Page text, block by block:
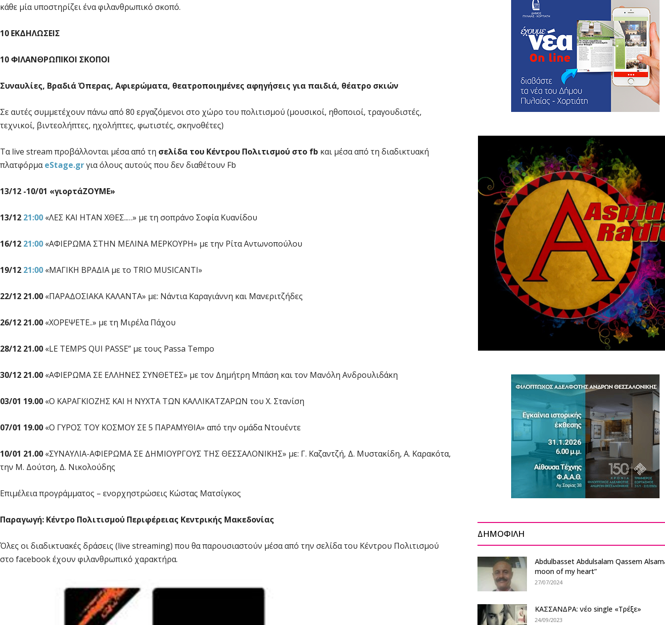
κάθε μία υποστηρίζει ένα φιλανθρωπικό σκοπό.
10 ΕΚΔΗΛΩΣΕΙΣ
10 ΦΙΛΑΝΘΡΩΠΙΚΟΙ ΣΚΟΠΟΙ
Συναυλίες, Βραδιά Όπερας, Αφιερώματα, θεατροποιημένες αφηγήσεις για παιδιά, θέατρο σκιών
Σε αυτές συμμετέχουν πάνω από 80 εργαζόμενοι στο χώρο του πολιτισμού (μουσικοί, ηθοποιοί, τραγουδιστές,
τεχνικοί, βιντεολήπτες, ηχολήπτες, φωτιστές, σκηνοθέτες)
Τα live stream προβάλλονται μέσα από τη σελίδα του Κέντρου Πολιτισμού στο fb και μέσα από τη διαδικτυακή
πλατφόρμαeStage.grγια όλους αυτούς που δεν διαθέτουν Fb
13/12 -10/01 «γιορτάΖΟΥΜΕ»
13/12 21:00 «ΛΕΣ ΚΑΙ ΗΤΑΝ ΧΘΕΣ..…» με τη σοπράνο Σοφία Κυανίδου
16/12 21:00 «ΑΦΙΕΡΩΜΑ ΣΤΗΝ ΜΕΛΙΝΑ ΜΕΡΚΟΥΡΗ» με την Ρίτα Αντωνοπούλου
19/12 21:00 «ΜΑΓΙΚΗ ΒΡΑΔΙΑ με το TRIO MUSICANTI»
22/12 21.00 «ΠΑΡΑΔΟΣΙΑΚΑ ΚΑΛΑΝΤΑ» με: Νάντια Καραγιάννη και Μανεριτζήδες
26/12 21.00 «ΧΟΡΕΨΕΤΕ..» με τη Μιρέλα Πάχου
28/12 21.00 «LE TEMPS QUI PASSE” με τους Passa Tempo
30/12 21.00 «ΑΦΙΕΡΩΜΑ ΣΕ ΕΛΛΗΝΕΣ ΣΥΝΘΕΤΕΣ» με τον Δημήτρη Μπάση και τον Μανόλη Ανδρουλιδάκη
03/01 19.00 «Ο ΚΑΡΑΓΚΙΟΖΗΣ ΚΑΙ Η ΝΥΧΤΑ ΤΩΝ ΚΑΛΛΙΚΑΤΖΑΡΩΝ του Χ. Στανίση
07/01 19.00 «Ο ΓΥΡΟΣ ΤΟΥ ΚΟΣΜΟΥ ΣΕ 5 ΠΑΡΑΜΥΘΙΑ» από την ομάδα Ντουέντε
10/01 21.00 «ΣΥΝΑΥΛΙΑ-ΑΦΙΕΡΩΜΑ ΣΕ ΔΗΜΙΟΥΡΓΟΥΣ ΤΗΣ ΘΕΣΣΑΛΟΝΙΚΗΣ» με: Γ. Καζαντζή, Δ. Μυστακίδη, Α. Καρακότα,
την Μ. Δούτση, Δ. Νικολούδης
Επιμέλεια προγράμματος – ενορχηστρώσεις Κώστας Ματσίγκος
Παραγωγή: Κέντρο Πολιτισμού Περιφέρειας Κεντρικής Μακεδονίας
Όλες οι διαδικτυακές δράσεις (live streaming) που θα παρουσιαστούν μέσα από την σελίδα του Κέντρου Πολιτισμού
στο facebook έχουν φιλανθρωπικό χαρακτήρα.
ΔΗΜΟΦΙΛΗ
Abdulbasset Abdulsalam Qassem
moon of my heart”
27/07/2024
ΚΑΣΣΑΝΔΡΑ: νέο single «Τρέξε»
24/09/2023